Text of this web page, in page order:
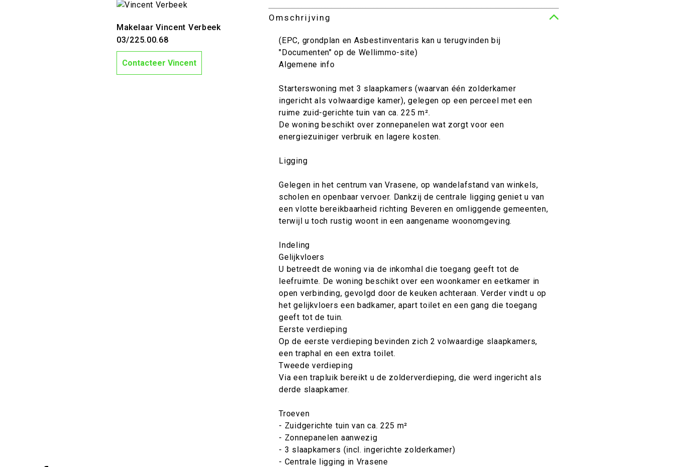
Omschrijving
(EPC, grondplan en Asbestinventaris kan u terugvinden bij
"Documenten" op de Wellimmo-site)
Algemene info
Starterswoning met 3 slaapkamers (waarvan één zolderkamer
ingericht als volwaardige kamer), gelegen op een perceel met een
ruime zuid-gerichte tuin van ca. 225 m².
De woning beschikt over zonnepanelen wat zorgt voor een
energiezuiniger verbruik en lagere kosten.
Ligging
Gelegen in het centrum van Vrasene, op wandelafstand van winkels,
scholen en openbaar vervoer. Dankzij de centrale ligging geniet u van
een vlotte bereikbaarheid richting Beveren en omliggende gemeenten,
terwijl u toch rustig woont in een aangename woonomgeving.
Indeling
Gelijkvloers
U betreedt de woning via de inkomhal die toegang geeft tot de
leefruimte. De woning beschikt over een woonkamer en eetkamer in
open verbinding, gevolgd door de keuken achteraan. Verder vindt u op
het gelijkvloers een badkamer, apart toilet en een gang die toegang
geeft tot de tuin.
Eerste verdieping
Op de eerste verdieping bevinden zich 2 volwaardige slaapkamers,
een traphal en een extra toilet.
Tweede verdieping
Via een trapluik bereikt u de zolderverdieping, die werd ingericht als
derde slaapkamer.
Troeven
- Zuidgerichte tuin van ca. 225 m²
- Zonnepanelen aanwezig
- 3 slaapkamers (incl. ingerichte zolderkamer)
- Centrale ligging in Vrasene
Makelaar Vincent Verbeek
03/225.00.68
Contacteer Vincent